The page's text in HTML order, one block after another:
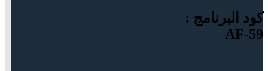
كود البرنامج :
AF-59